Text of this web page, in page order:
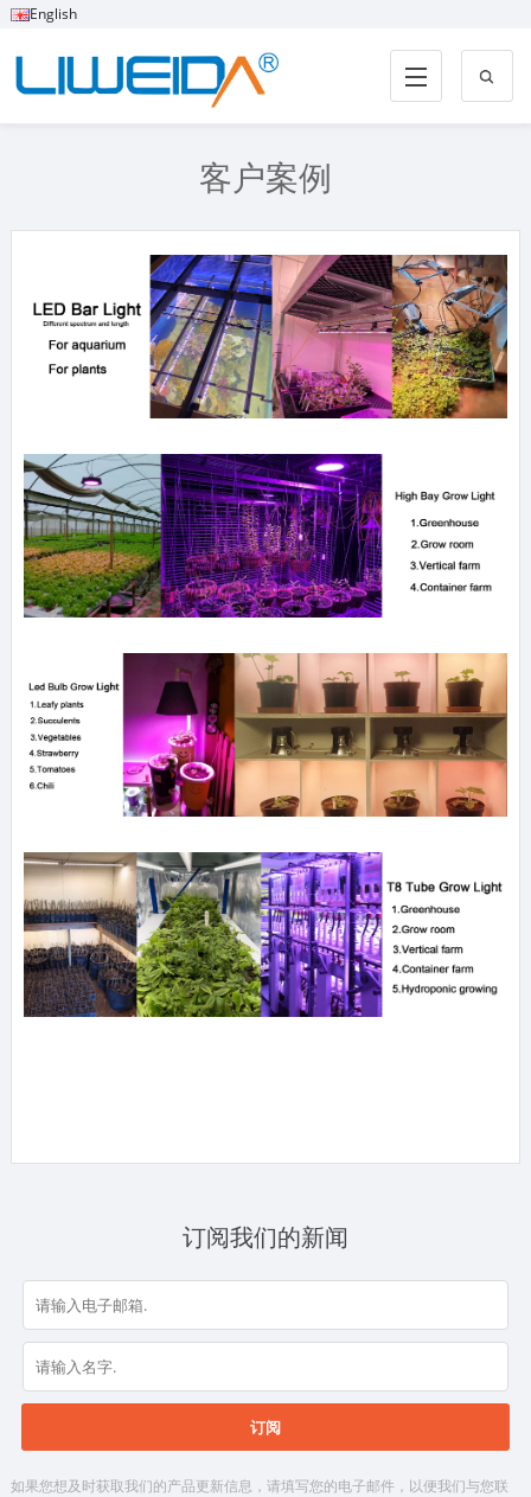
English
客户案例
订阅我们的新闻
如果您想及时获取我们的产品更新信息，请填写您的电子邮件，以便我们与您联